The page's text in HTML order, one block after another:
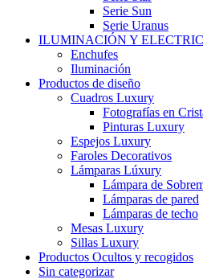
Serie Sun
Serie Uranus
ILUMINACIÓN Y
Enchufes
Iluminación
Productos de diseño
Cuadros Luxury
Fotografías en
Pinturas Luxury
Espejos Luxury
Faroles Decorativos
Lámparas Lúxury
Lámpara de
Lámparas de pared
Lámparas de techo
Mesas Luxury
Sillas Luxury
Productos Ocultos y recogidos
Sin categorizar